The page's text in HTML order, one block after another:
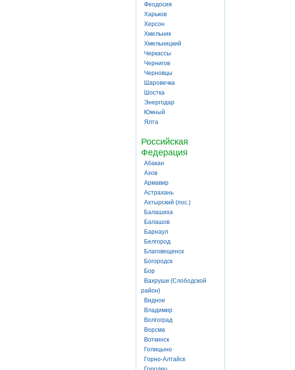
Феодосия
Харьков
Херсон
Хмельник
Хмельницкий
Черкассы
Чернигов
Черновцы
Шаровечка
Шостка
Энергодар
Южный
Ялта
Российская
Федерация
Абакан
Азов
Армавир
Астрахань
Ахтырский (пос.)
Балашиха
Балашов
Барнаул
Белгород
Благовещенск
Богородск
Бор
Вахруши (Слободской
район)
Видное
Владимир
Волгоград
Ворсма
Воткинск
Голицыно
Горно-Алтайск